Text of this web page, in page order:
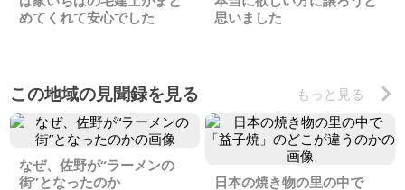
めてくれて安心でした
思いました
この地域の見聞録を見る もっと見る
なぜ、佐野が“ラーメンの
街”となったのか
日本の焼き物の里の中で